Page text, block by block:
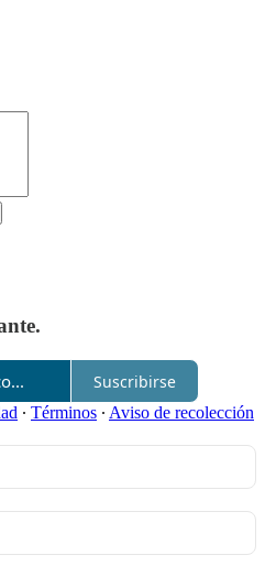
Suscribirse
∙ Términos ∙ Aviso de recolección